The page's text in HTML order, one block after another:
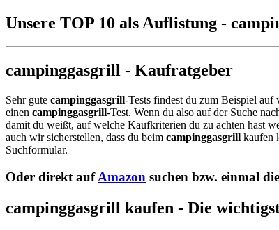
Unsere TOP 10 als Auflistung -
campinggasgrill - Kaufratgeber
Sehr gute campinggasgrill-Tests findest du zum Beispiel auf
einen campinggasgrill-Test. Wenn du also auf der Suche
damit du weißt, auf welche Kaufkriterien du zu achten hast
auch wir sicherstellen, dass du beim campinggasgrill kaufen
Suchformular.
Oder direkt aufAmazon suchen bzw. einmal die
campinggasgrill kaufen - Die